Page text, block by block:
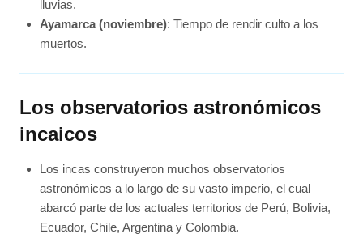
lluvias.
Ayamarca (noviembre): Tiempo de rendir culto a los
muertos.
Los observatorios astronómicos
incaicos
Los incas construyeron muchos observatorios
astronómicos a lo largo de su vasto imperio, el cual
abarcó parte de los actuales territorios de Perú, Bolivia,
Ecuador, Chile, Argentina y Colombia.